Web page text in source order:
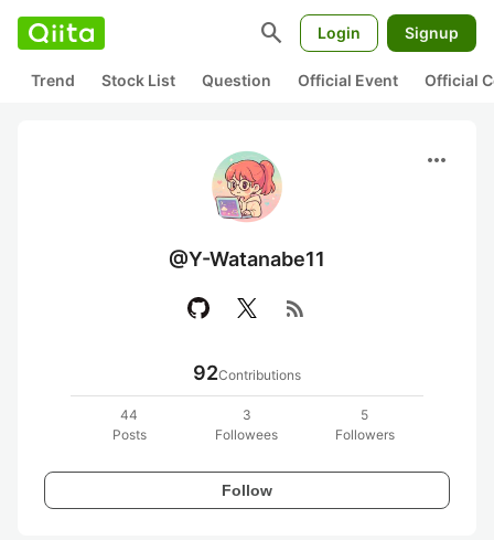
search Login Signup
Trend Stock List Question Official Event Official
more_horiz
@Y-Watanabe11
rss_feed
92Contributions
44
Posts
3
Followees
5
Followers
Follow